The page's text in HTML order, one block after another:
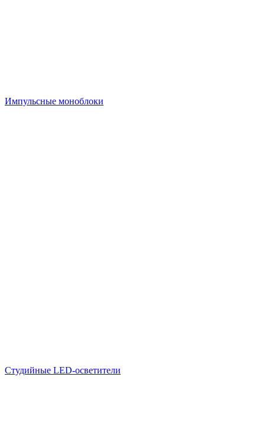
Импульсные моноблоки
Студийные LED-осветители